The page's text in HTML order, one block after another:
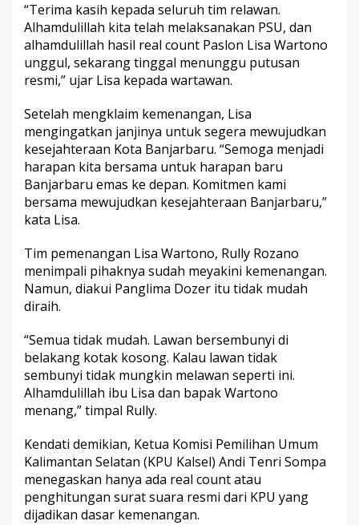
“Terima kasih kepada seluruh tim relawan.
Alhamdulillah kita telah melaksanakan PSU, dan
alhamdulillah hasil real count Paslon Lisa Wartono
unggul, sekarang tinggal menunggu putusan
resmi,” ujar Lisa kepada wartawan.
Setelah mengklaim kemenangan, Lisa
mengingatkan janjinya untuk segera mewujudkan
kesejahteraan Kota Banjarbaru. “Semoga menjadi
harapan kita bersama untuk harapan baru
Banjarbaru emas ke depan. Komitmen kami
bersama mewujudkan kesejahteraan Banjarbaru,”
kata Lisa.
Tim pemenangan Lisa Wartono, Rully Rozano
menimpali pihaknya sudah meyakini kemenangan.
Namun, diakui Panglima Dozer itu tidak mudah
diraih.
“Semua tidak mudah. Lawan bersembunyi di
belakang kotak kosong. Kalau lawan tidak
sembunyi tidak mungkin melawan seperti ini.
Alhamdulillah ibu Lisa dan bapak Wartono
menang,” timpal Rully.
Kendati demikian, Ketua Komisi Pemilihan Umum
Kalimantan Selatan (KPU Kalsel) Andi Tenri Sompa
menegaskan hanya ada real count atau
penghitungan surat suara resmi dari KPU yang
dijadikan dasar kemenangan.